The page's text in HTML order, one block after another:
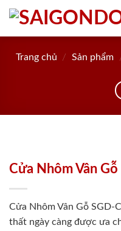
Skip
content
Trang chủ / Sản phẩm
Cửa Nhôm Vân
Cửa Nhôm Vân Gỗ SGD-
thất ngày càng được ưa